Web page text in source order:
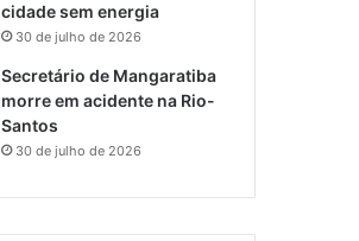
cidade sem energia
30 de julho de 2026
Secretário de Mangaratiba
morre em acidente na Rio-
Santos
30 de julho de 2026